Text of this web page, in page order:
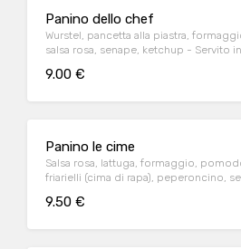
Panino dello chef
Wurstel, pancetta alla piastra,
salsa rosa, senape, ketchup - Servito
9.00 €
Panino le cime
Salsa rosa, lattuga, formaggio,
friarielli (cima di rapa), peperoncino,
9.50 €